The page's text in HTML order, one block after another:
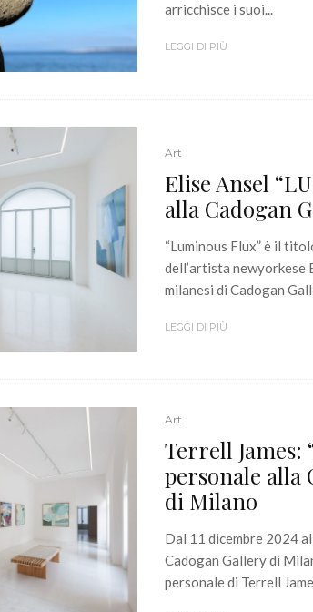
arricchisce i suoi...
LEGGI DI PIÙ
Art
Elise Ansel
alla Cadogan
“Luminous Flux” è il
dell’artista newyorkese
milanesi di Cadogan
LEGGI DI PIÙ
Art
Terrell James:
personale alla
di Milano
Dal 11 dicembre 2024
Cadogan Gallery di
personale di Terrell